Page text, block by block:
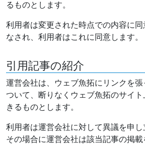
るものとします。
利用者は変更された時点での内容に
なされ、利用者はこれに同意します。
引用記事の紹介
運営会社は、ウェブ魚拓にリンクを
ついて、断りなくウェブ魚拓のサイ
きるものとします。
利用者は運営会社に対して異議を申し
その場合に運営会社は該当記事の掲